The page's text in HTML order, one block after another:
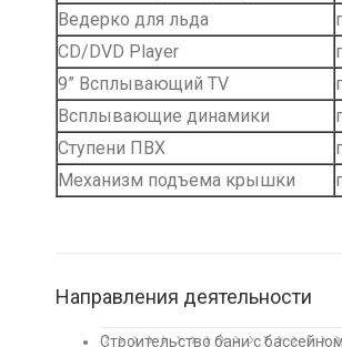
Ведерко для льда
CD/DVD Player
9” Всплывающий TV
Всплывающие динамики
Ступени ПВХ
Механизм подъема крышки
Направления деятельности
Строительство бани с бассейном